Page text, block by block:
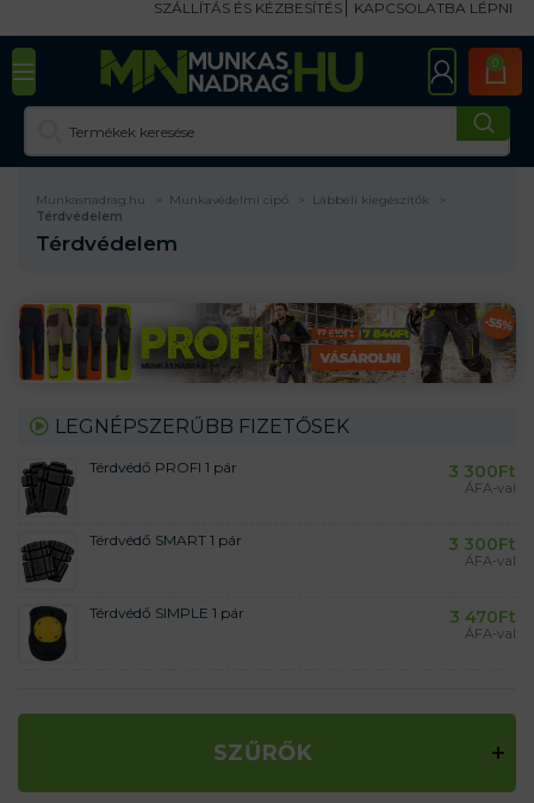
SZÁLLÍTÁS ÉS KÉZBESÍTÉS KAPCSOLATBA LÉPNI
0
Munkasnadrag.hu Munkavédelmi cipő
Lábbeli kiegészítők
Térdvédelem
Térdvédelem
LEGNÉPSZERŰBB FIZETŐSEK
Térdvédő PROFI 1 pár 3 300Ft
ÁFA-val
Térdvédő SMART 1 pár 3 300Ft
ÁFA-val
Térdvédő SIMPLE 1 pár 3 470Ft
ÁFA-val
SZŰRŐK